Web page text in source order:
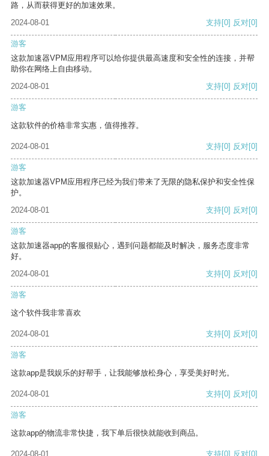
路，从而获得更好的加速效果。
2024-08-01
支持[0] 反对[0]
游客
这款加速器VPM应用程序可以给你提供最高速度和安全性的连接，并帮
助你在网络上自由移动。
2024-08-01
支持[0] 反对[0]
游客
这款软件的价格非常实惠，值得推荐。
2024-08-01 支持[0] 反对[0]
游客
这款加速器VPM应用程序已经为我们带来了无限的隐私保护和安全性保
护。
2024-08-01
支持[0] 反对[0]
游客
这款加速器app的客服很贴心，遇到问题都能及时解决，服务态度非常
好。
2024-08-01
支持[0] 反对[0]
游客
这个软件我非常喜欢
2024-08-01 支持[0] 反对[0]
游客
这款app是我娱乐的好帮手，让我能够放松身心，享受美好时光。
2024-08-01 支持[0] 反对[0]
游客
这款app的物流非常快捷，我下单后很快就能收到商品。
2024-08-01 支持[0] 反对[0]